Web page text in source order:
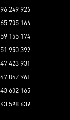
249 926
705 166
155 174
950 399
423 931
042 961
602 165
598 639